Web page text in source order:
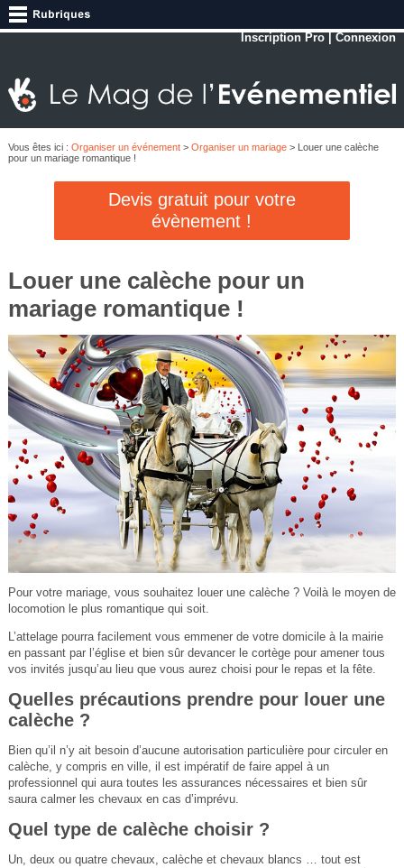
Inscription Pro |Connexion
Vous êtes ici : Organiser un événement> Organiser un mariage> Louer une calèche
pour un mariage romantique !
Devis gratuit pour votre
évènement !
Louer une calèche pour un
mariage romantique !
Pour votre mariage, vous souhaitez louer une calèche ? Voilà le moyen de
locomotion le plus romantique qui soit.
L’attelage pourra facilement vous emmener de votre domicile à la mairie
en passant par l’église et bien sûr devancer le cortège pour amener tous
vos invités jusqu’au lieu que vous aurez choisi pour le repas et la fête.
Quelles précautions prendre pour louer une
calèche ?
Bien qu’il n’y ait besoin d’aucune autorisation particulière pour circuler en
calèche, y compris en ville, il est impératif de faire appel à un
professionnel qui aura toutes les assurances nécessaires et bien sûr
saura calmer les chevaux en cas d’imprévu.
Quel type de calèche choisir ?
Un, deux ou quatre chevaux, calèche et chevaux blancs … tout est